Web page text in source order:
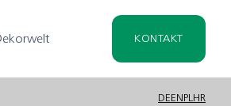
KONTAKT
DEENPLHR